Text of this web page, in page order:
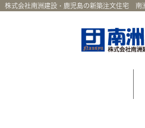
株式会社南洲建設・鹿児島の新築注文住宅 南